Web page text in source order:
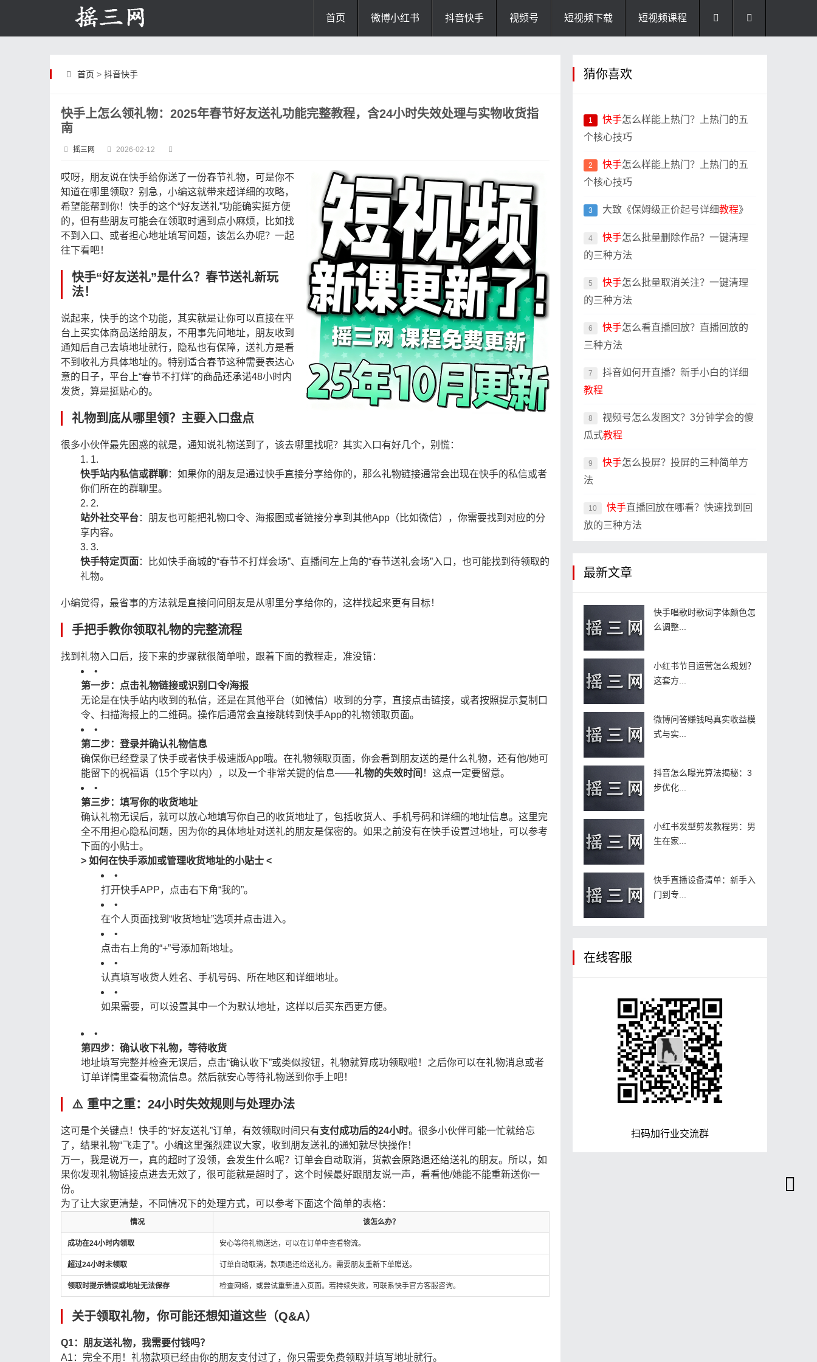
首页 微博小红书 抖音快手 视频号 短视频下载 短视频课程
首页 > 抖音快手
快手上怎么领礼物：2025年春节好友送礼功能完整教程，含24小时失效处理与实物收货指
南
摇三网 2026-02-12
哎呀，朋友说在快手给你送了一份春节礼物，可是你不
知道在哪里领取？别急，小编这就带来超详细的攻略，
希望能帮到你！快手的这个“好友送礼”功能确实挺方便
的，但有些朋友可能会在领取时遇到点小麻烦，比如找
不到入口、或者担心地址填写问题，该怎么办呢？一起
往下看吧！
快手“好友送礼”是什么？春节送礼新玩
法！
说起来，快手的这个功能，其实就是让你可以直接在平
台上买实体商品送给朋友，不用事先问地址，朋友收到
通知后自己去填地址就行，隐私也有保障，送礼方是看
不到收礼方具体地址的。特别适合春节这种需要表达心
意的日子，平台上“春节不打烊”的商品还承诺48小时内
发货，算是挺贴心的。
礼物到底从哪里领？主要入口盘点
很多小伙伴最先困惑的就是，通知说礼物送到了，该去哪里找呢？其实入口有好几个，别慌：
1.
快手站内私信或群聊：如果你的朋友是通过快手直接分享给你的，那么礼物链接通常会出现在快手的私信或者
你们所在的群聊里。
2.
站外社交平台：朋友也可能把礼物口令、海报图或者链接分享到其他App（比如微信），你需要找到对应的分
享内容。
3.
快手特定页面：比如快手商城的“春节不打烊会场”、直播间左上角的“春节送礼会场”入口，也可能找到待领取的
礼物。
小编觉得，最省事的方法就是直接问问朋友是从哪里分享给你的，这样找起来更有目标！
手把手教你领取礼物的完整流程
找到礼物入口后，接下来的步骤就很简单啦，跟着下面的教程走，准没错：
•
第一步：点击礼物链接或识别口令/海报
无论是在快手站内收到的私信，还是在其他平台（如微信）收到的分享，直接点击链接，或者按照提示复制口
令、扫描海报上的二维码。操作后通常会直接跳转到快手App的礼物领取页面。
•
第二步：登录并确认礼物信息
确保你已经登录了快手或者快手极速版App哦。在礼物领取页面，你会看到朋友送的是什么礼物，还有他/她可
能留下的祝福语（15个字以内），以及一个非常关键的信息——礼物的失效时间 ！这点一定要留意。
•
第三步：填写你的收货地址
确认礼物无误后，就可以放心地填写你自己的收货地址了，包括收货人、手机号码和详细的地址信息。这里完
全不用担心隐私问题，因为你的具体地址对送礼的朋友是保密的。如果之前没有在快手设置过地址，可以参考
下面的小贴士。
> 如何在快手添加或管理收货地址的小贴士 <
•
打开快手APP，点击右下角“我的”。
•
在个人页面找到“收货地址”选项并点击进入。
•
点击右上角的“+”号添加新地址。
•
认真填写收货人姓名、手机号码、所在地区和详细地址。
•
如果需要，可以设置其中一个为默认地址，这样以后买东西更方便。
•
第四步：确认收下礼物，等待收货
地址填写完整并检查无误后，点击“确认收下”或类似按钮，礼物就算成功领取啦！之后你可以在礼物消息或者
订单详情里查看物流信息。然后就安心等待礼物送到你手上吧！
⚠️ 重中之重：24小时失效规则与处理办法
这可是个关键点！快手的“好友送礼”订单，有效领取时间只有支付成功后的24小时。很多小伙伴可能一忙就给忘
了，结果礼物“飞走了”。小编这里强烈建议大家，收到朋友送礼的通知就尽快操作！
万一，我是说万一，真的超时了没领，会发生什么呢？订单会自动取消，货款会原路退还给送礼的朋友。所以，如
果你发现礼物链接点进去无效了，很可能就是超时了，这个时候最好跟朋友说一声，看看他/她能不能重新送你一
份。
为了让大家更清楚，不同情况下的处理方式，可以参考下面这个简单的表格：
情况 该怎么办？
成功在24小时内领取 安心等待礼物送达，可以在订单中查看物流。
超过24小时未领取 订单自动取消，款项退还给送礼方。需要朋友重新下单赠送。
领取时提示错误或地址无法保存 检查网络，或尝试重新进入页面。若持续失败，可联系快手官方客服咨询。
关于领取礼物，你可能还想知道这些（Q&A）
Q1：朋友送礼物，我需要付钱吗？
A1：完全不用！礼物款项已经由你的朋友支付过了，你只需要免费领取并填写地址就行。
猜你喜欢
1 快手怎么样能上热门？上热门的五
个核心技巧
2 快手怎么样能上热门？上热门的五
个核心技巧
3 大致《保姆级正价起号详细教程》
4 快手怎么批量删除作品？一键清理
的三种方法
5 快手怎么批量取消关注？一键清理
的三种方法
6 快手怎么看直播回放？直播回放的
三种方法
7
抖音如何开直播？新手小白的详细
教程
8
视频号怎么发图文？3分钟学会的傻
瓜式教程
9 快手怎么投屏？投屏的三种简单方
法
10 快手直播回放在哪看？快速找到回
放的三种方法
最新文章
快手唱歌时歌词字体颜色怎
么调整...
小红书节目运营怎么规划？
这套方...
微博问答赚钱吗真实收益模
式与实...
抖音怎么曝光算法揭秘：3
步优化...
小红书发型剪发教程男：男
生在家...
快手直播设备清单：新手入
门到专...
在线客服
扫码加行业交流群